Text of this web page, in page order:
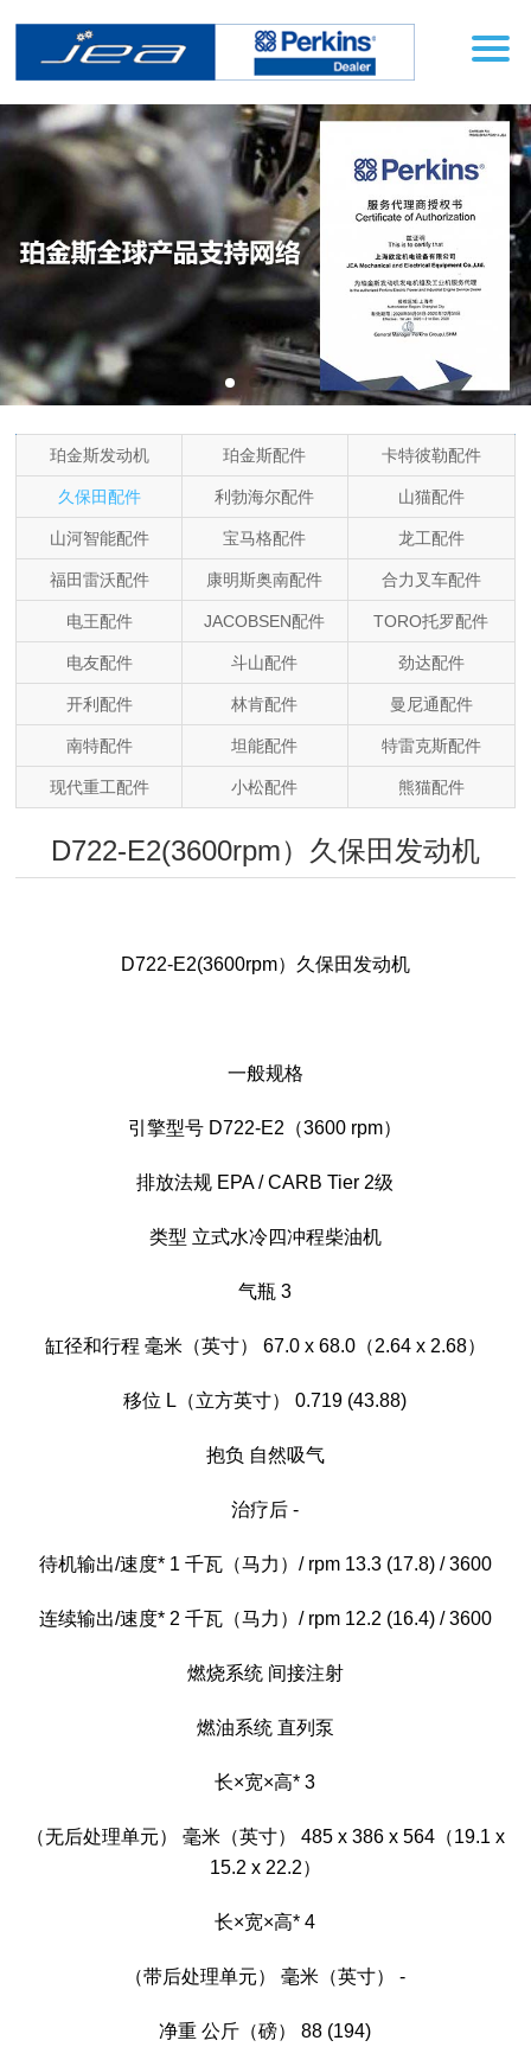
产品分类
珀金斯发动机 珀金斯配件 卡特彼勒配件
久保田配件 利勃海尔配件 山猫配件
山河智能配件 宝马格配件 龙工配件
福田雷沃配件 康明斯奥南配件 合力叉车配件
电王配件 JACOBSEN配件 TORO托罗配件
电友配件 斗山配件 劲达配件
开利配件 林肯配件 曼尼通配件
南特配件 坦能配件 特雷克斯配件
现代重工配件 小松配件 熊猫配件
D722-E2(3600rpm）久保田发动机
D722-E2(3600rpm）久保田发动机
一般规格
引擎型号 D722-E2（3600 rpm）
排放法规 EPA / CARB Tier 2级
类型 立式水冷四冲程柴油机
气瓶 3
缸径和行程 毫米（英寸） 67.0 x 68.0（2.64 x 2.68）
移位 L（立方英寸） 0.719 (43.88)
抱负 自然吸气
治疗后 -
待机输出/速度* 1 千瓦（马力）/ rpm 13.3 (17.8) / 3600
连续输出/速度* 2 千瓦（马力）/ rpm 12.2 (16.4) / 3600
燃烧系统 间接注射
燃油系统 直列泵
长×宽×高* 3
（无后处理单元） 毫米（英寸） 485 x 386 x 564（19.1 x
15.2 x 22.2）
长×宽×高* 4
（带后处理单元） 毫米（英寸） -
净重 公斤（磅） 88 (194)